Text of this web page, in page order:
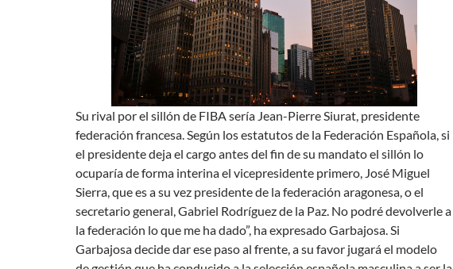
Su rival por el sillón de FIBA sería Jean-Pierre Siurat, presidente
federación francesa. Según los estatutos de la Federación Española, si
el presidente deja el cargo antes del fin de su mandato el sillón lo
ocuparía de forma interina el vicepresidente primero, José Miguel
Sierra, que es a su vez presidente de la federación aragonesa, o el
secretario general, Gabriel Rodríguez de la Paz. No podré devolverle a
la federación lo que me ha dado”, ha expresado Garbajosa. Si
Garbajosa decide dar ese paso al frente, a su favor jugará el modelo